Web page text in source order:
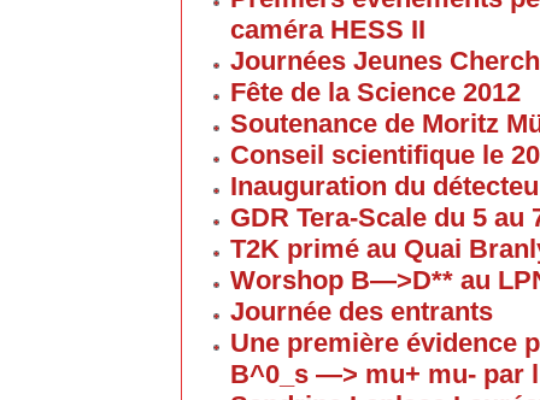
caméra HESS II
Journées Jeunes
Fête de la Science 2012
Soutenance de Moritz
Conseil scientifique le
Inauguration du
GDR Tera-Scale du 5
T2K primé au Quai
Worshop B—>D** au
Journée des entrants
Une première évidence
B^0_s —> mu+ mu- par